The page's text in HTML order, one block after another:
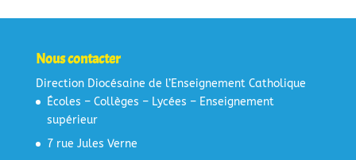
Nous contacter
Direction Diocésaine de l’Enseignement Catholique
Écoles – Collèges – Lycées – Enseignement
supérieur
7 rue Jules Verne